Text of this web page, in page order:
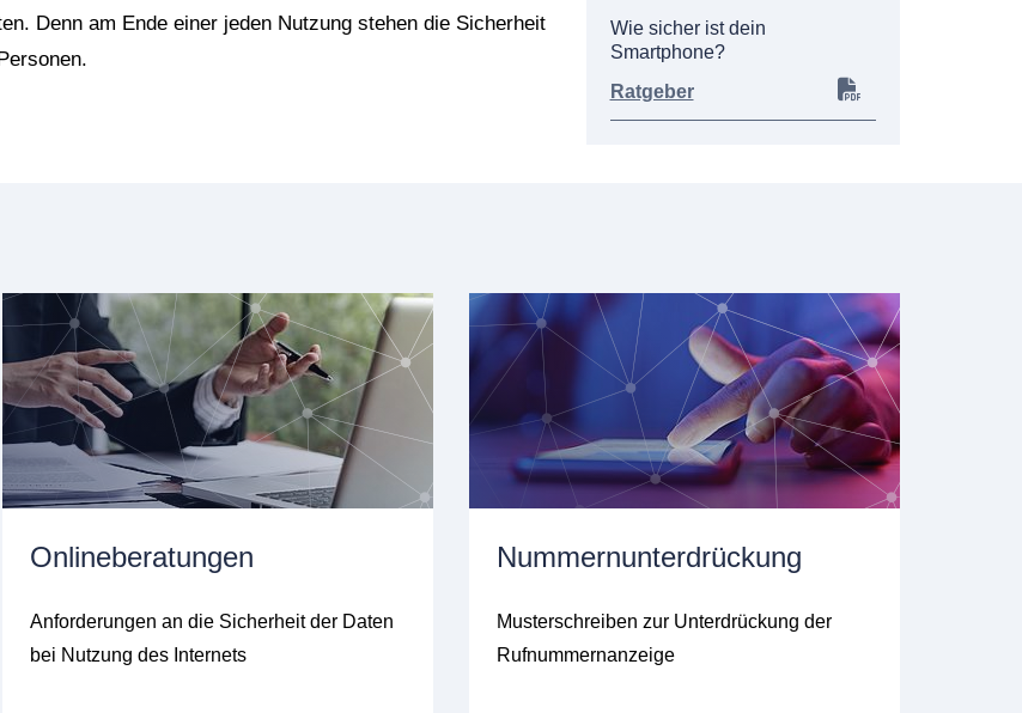
Denn am Ende einer jeden Nutzung stehen die Sicherheit
Wie sicher ist dein
Smartphone?
Ratgeber
Onlineberatungen
Anforderungen an die Sicherheit der Daten
bei Nutzung des Internets
Nummernunterdrückung
Musterschreiben zur Unterdrückung der
Rufnummernanzeige